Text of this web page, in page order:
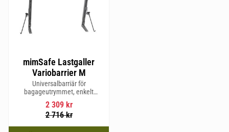
mimSafe Lastgaller
Variobarrier M
Universalbarriär för
bagageutrymmet, enkelt
justerbar för att passa din bils
form för säker och trygg resa
med husdjur eller last.
2 309kr
2 716kr